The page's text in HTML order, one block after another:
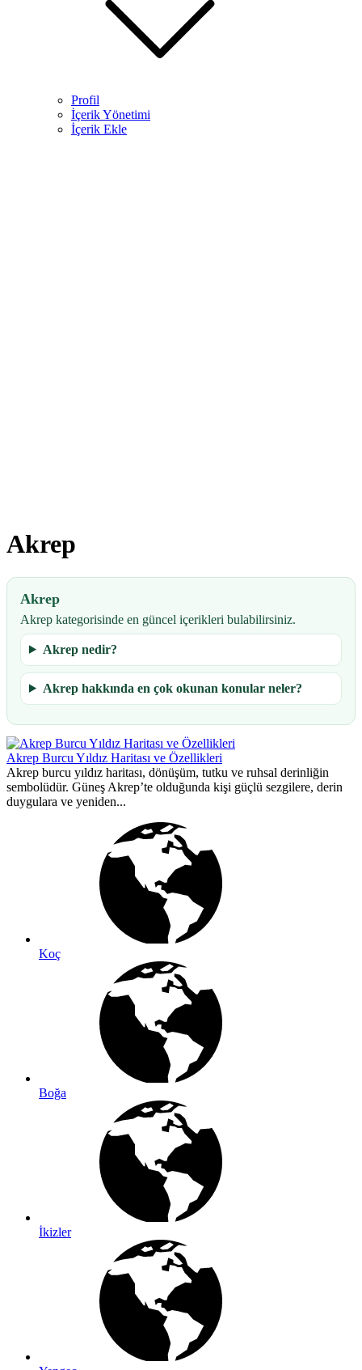
Profil
İçerik Yönetimi
İçerik Ekle
Akrep
Akrep
Akrep kategorisinde en güncel içerikleri bulabilirsiniz.
Akrep nedir?
Akrep hakkında en çok okunan konular neler?
Akrep Burcu Yıldız Haritası ve Özellikleri
Akrep burcu yıldız haritası, dönüşüm, tutku ve ruhsal derinliğin
sembolüdür. Güneş Akrep’te olduğunda kişi güçlü sezgilere, derin
duygulara ve yeniden...
Koç
Boğa
İkizler